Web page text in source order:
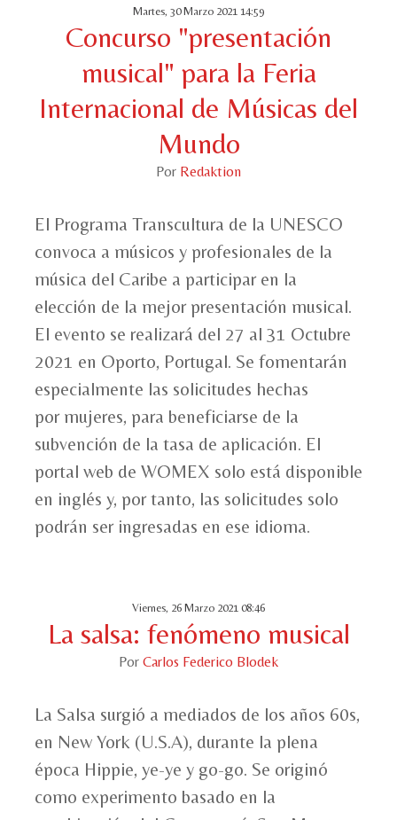
Martes, 30 Marzo 2021 14:59
Concurso "presentación
musical" para la Feria
Internacional de Músicas del
Mundo
Por Redaktion
El Programa Transcultura de la UNESCO
convoca a músicos y profesionales de la
música del Caribe a participar en la
elección de la mejor presentación musical.
El evento se realizará del 27 al 31 Octubre
2021 en Oporto, Portugal. Se fomentarán
especialmente las solicitudes hechas
por mujeres, para beneficiarse de la
subvención de la tasa de aplicación. El
portal web de WOMEX solo está disponible
en inglés y, por tanto, las solicitudes solo
podrán ser ingresadas en ese idioma.
Viernes, 26 Marzo 2021 08:46
La salsa: fenómeno musical
Por Carlos Federico Blodek
La Salsa surgió a mediados de los años 60s,
en New York (U.S.A), durante la plena
época Hippie, ye-ye y go-go. Se originó
como experimento basado en la